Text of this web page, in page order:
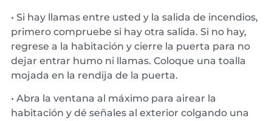
• Si hay llamas entre usted y la salida de incendios,
primero compruebe si hay otra salida. Si no hay,
regrese a la habitación y cierre la puerta para no
dejar entrar humo ni llamas. Coloque una toalla
mojada en la rendija de la puerta.
• Abra la ventana al máximo para airear la
habitación y dé señales al exterior colgando una